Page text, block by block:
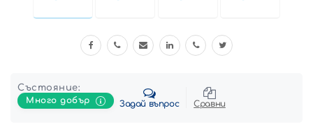
Състояние:
Много добър
Задай въпрос Сравни